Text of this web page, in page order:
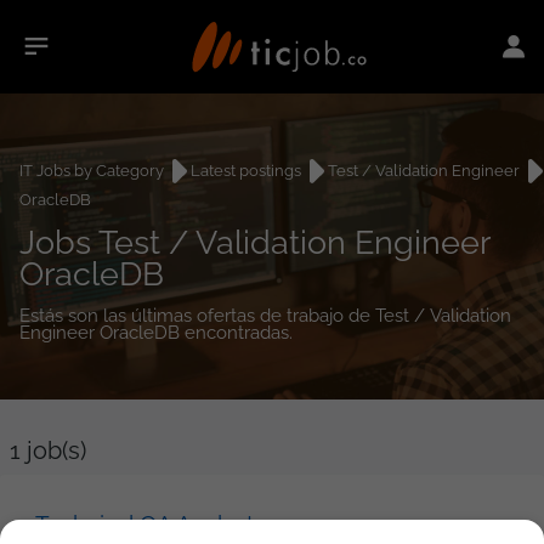
IT Jobs by Category Latest postings
Test / Validation Engineer
OracleDB
Jobs Test / Validation Engineer
OracleDB
Estás son las últimas ofertas de trabajo de Test / Validation
Engineer OracleDB encontradas.
1 job(s)
Technical QA Analyst